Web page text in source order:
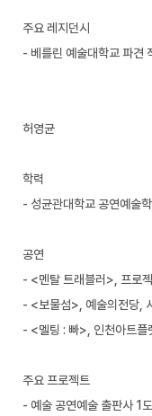
주요 레지던시
- 베를린 예술대학교 파견
허영균
학력
- 성균관대학교 공연예술
공연
- <멘탈 트래블러>, 프로
- <보물섬>, 예술의전당,
- <멜팅 : 빠>, 인천아트
주요 프로젝트
- 예술 공연예술 출판사 1